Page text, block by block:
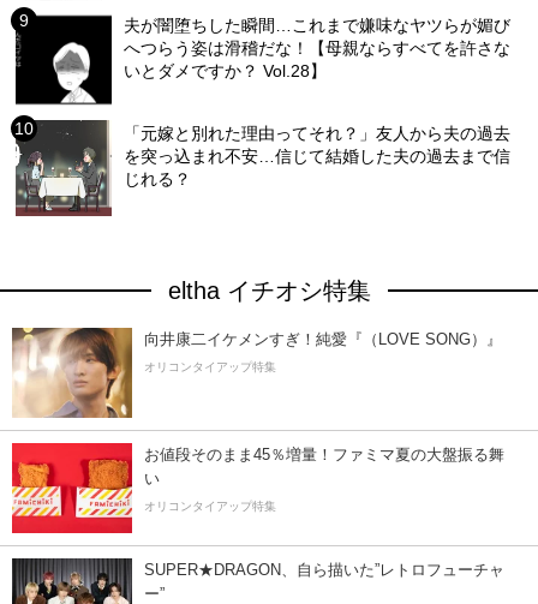
夫が闇堕ちした瞬間…これまで嫌味なヤツらが媚び
へつらう姿は滑稽だな！【母親ならすべてを許さな
いとダメですか？ Vol.28】
「元嫁と別れた理由ってそれ？」友人から夫の過去
を突っ込まれ不安…信じて結婚した夫の過去まで信
じれる？
eltha イチオシ特集
向井康二イケメンすぎ！純愛『（LOVE SONG）』
オリコンタイアップ特集
お値段そのまま45％増量！ファミマ夏の大盤振る舞
い
オリコンタイアップ特集
SUPER★DRAGON、自ら描いた”レトロフューチャ
ー”